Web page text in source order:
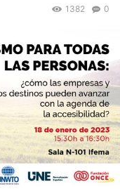
0
1382